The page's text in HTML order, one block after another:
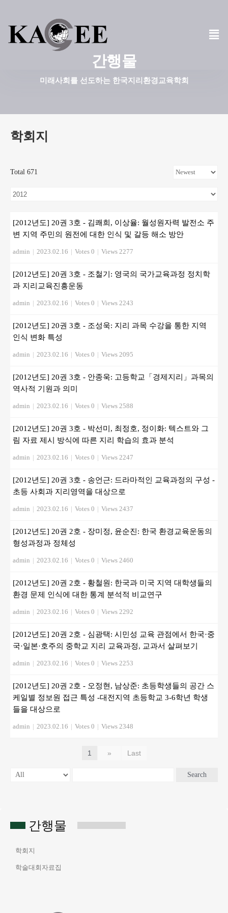
콘
텐
기
간행물
미래사회를 선도하는 한국지리환경교육학회
간행물
학회지
학술대회자료집
학회지
Total 671
[2012년도] 20권 3호 - 김쾌희, 이상율: 월성원자력 발전소 주
변 지역 주민의 원전에 대한 인식 및 갈등 해소 방안
admin | 2023.02.16 | Votes 0 | Views 2277
[2012년도] 20권 3호 - 조철기: 영국의 국가교육과정 정치학
과 지리교육진흥운동
admin | 2023.02.16 | Votes 0 | Views 2243
[2012년도] 20권 3호 - 조성욱: 지리 과목 수강을 통한 지역
인식 변화 특성
admin | 2023.02.16 | Votes 0 | Views 2095
[2012년도] 20권 3호 - 안종욱: 고등학교「경제지리」과목의
역사적 기원과 의미
admin | 2023.02.16 | Votes 0 | Views 2588
[2012년도] 20권 3호 - 박선미, 최정호, 정이화: 텍스트와 그
림 자료 제시 방식에 따른 지리 학습의 효과 분석
admin | 2023.02.16 | Votes 0 | Views 2247
[2012년도] 20권 3호 - 송언근: 드라마적인 교육과정의 구성 -
초등 사회과 지리영역을 대상으로
admin | 2023.02.16 | Votes 0 | Views 2437
[2012년도] 20권 2호 - 장미정, 윤순진: 한국 환경교육운동의
형성과정과 정체성
admin | 2023.02.16 | Votes 0 | Views 2460
[2012년도] 20권 2호 - 황철원: 한국과 미국 지역 대학생들의
환경 문제 인식에 대한 통계 분석적 비교연구
admin | 2023.02.16 | Votes 0 | Views 2292
[2012년도] 20권 2호 - 심광택: 시민성 교육 관점에서 한국·중
국·일본·호주의 중학교 지리 교육과정, 교과서 살펴보기
admin | 2023.02.16 | Votes 0 | Views 2253
[2012년도] 20권 2호 - 오정현, 남상준: 초등학생들의 공간 스
케일별 정보원 접근 특성 -대전지역 초등학교 3-6학년 학생
들을 대상으로
admin | 2023.02.16 | Votes 0 | Views 2348
1 » Last
Search